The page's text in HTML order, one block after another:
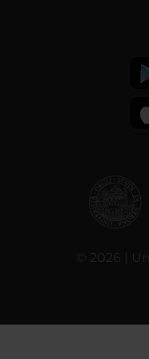
© 2026 |